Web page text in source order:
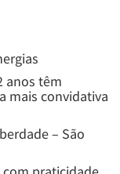
anos têm
mais convidativa
– São